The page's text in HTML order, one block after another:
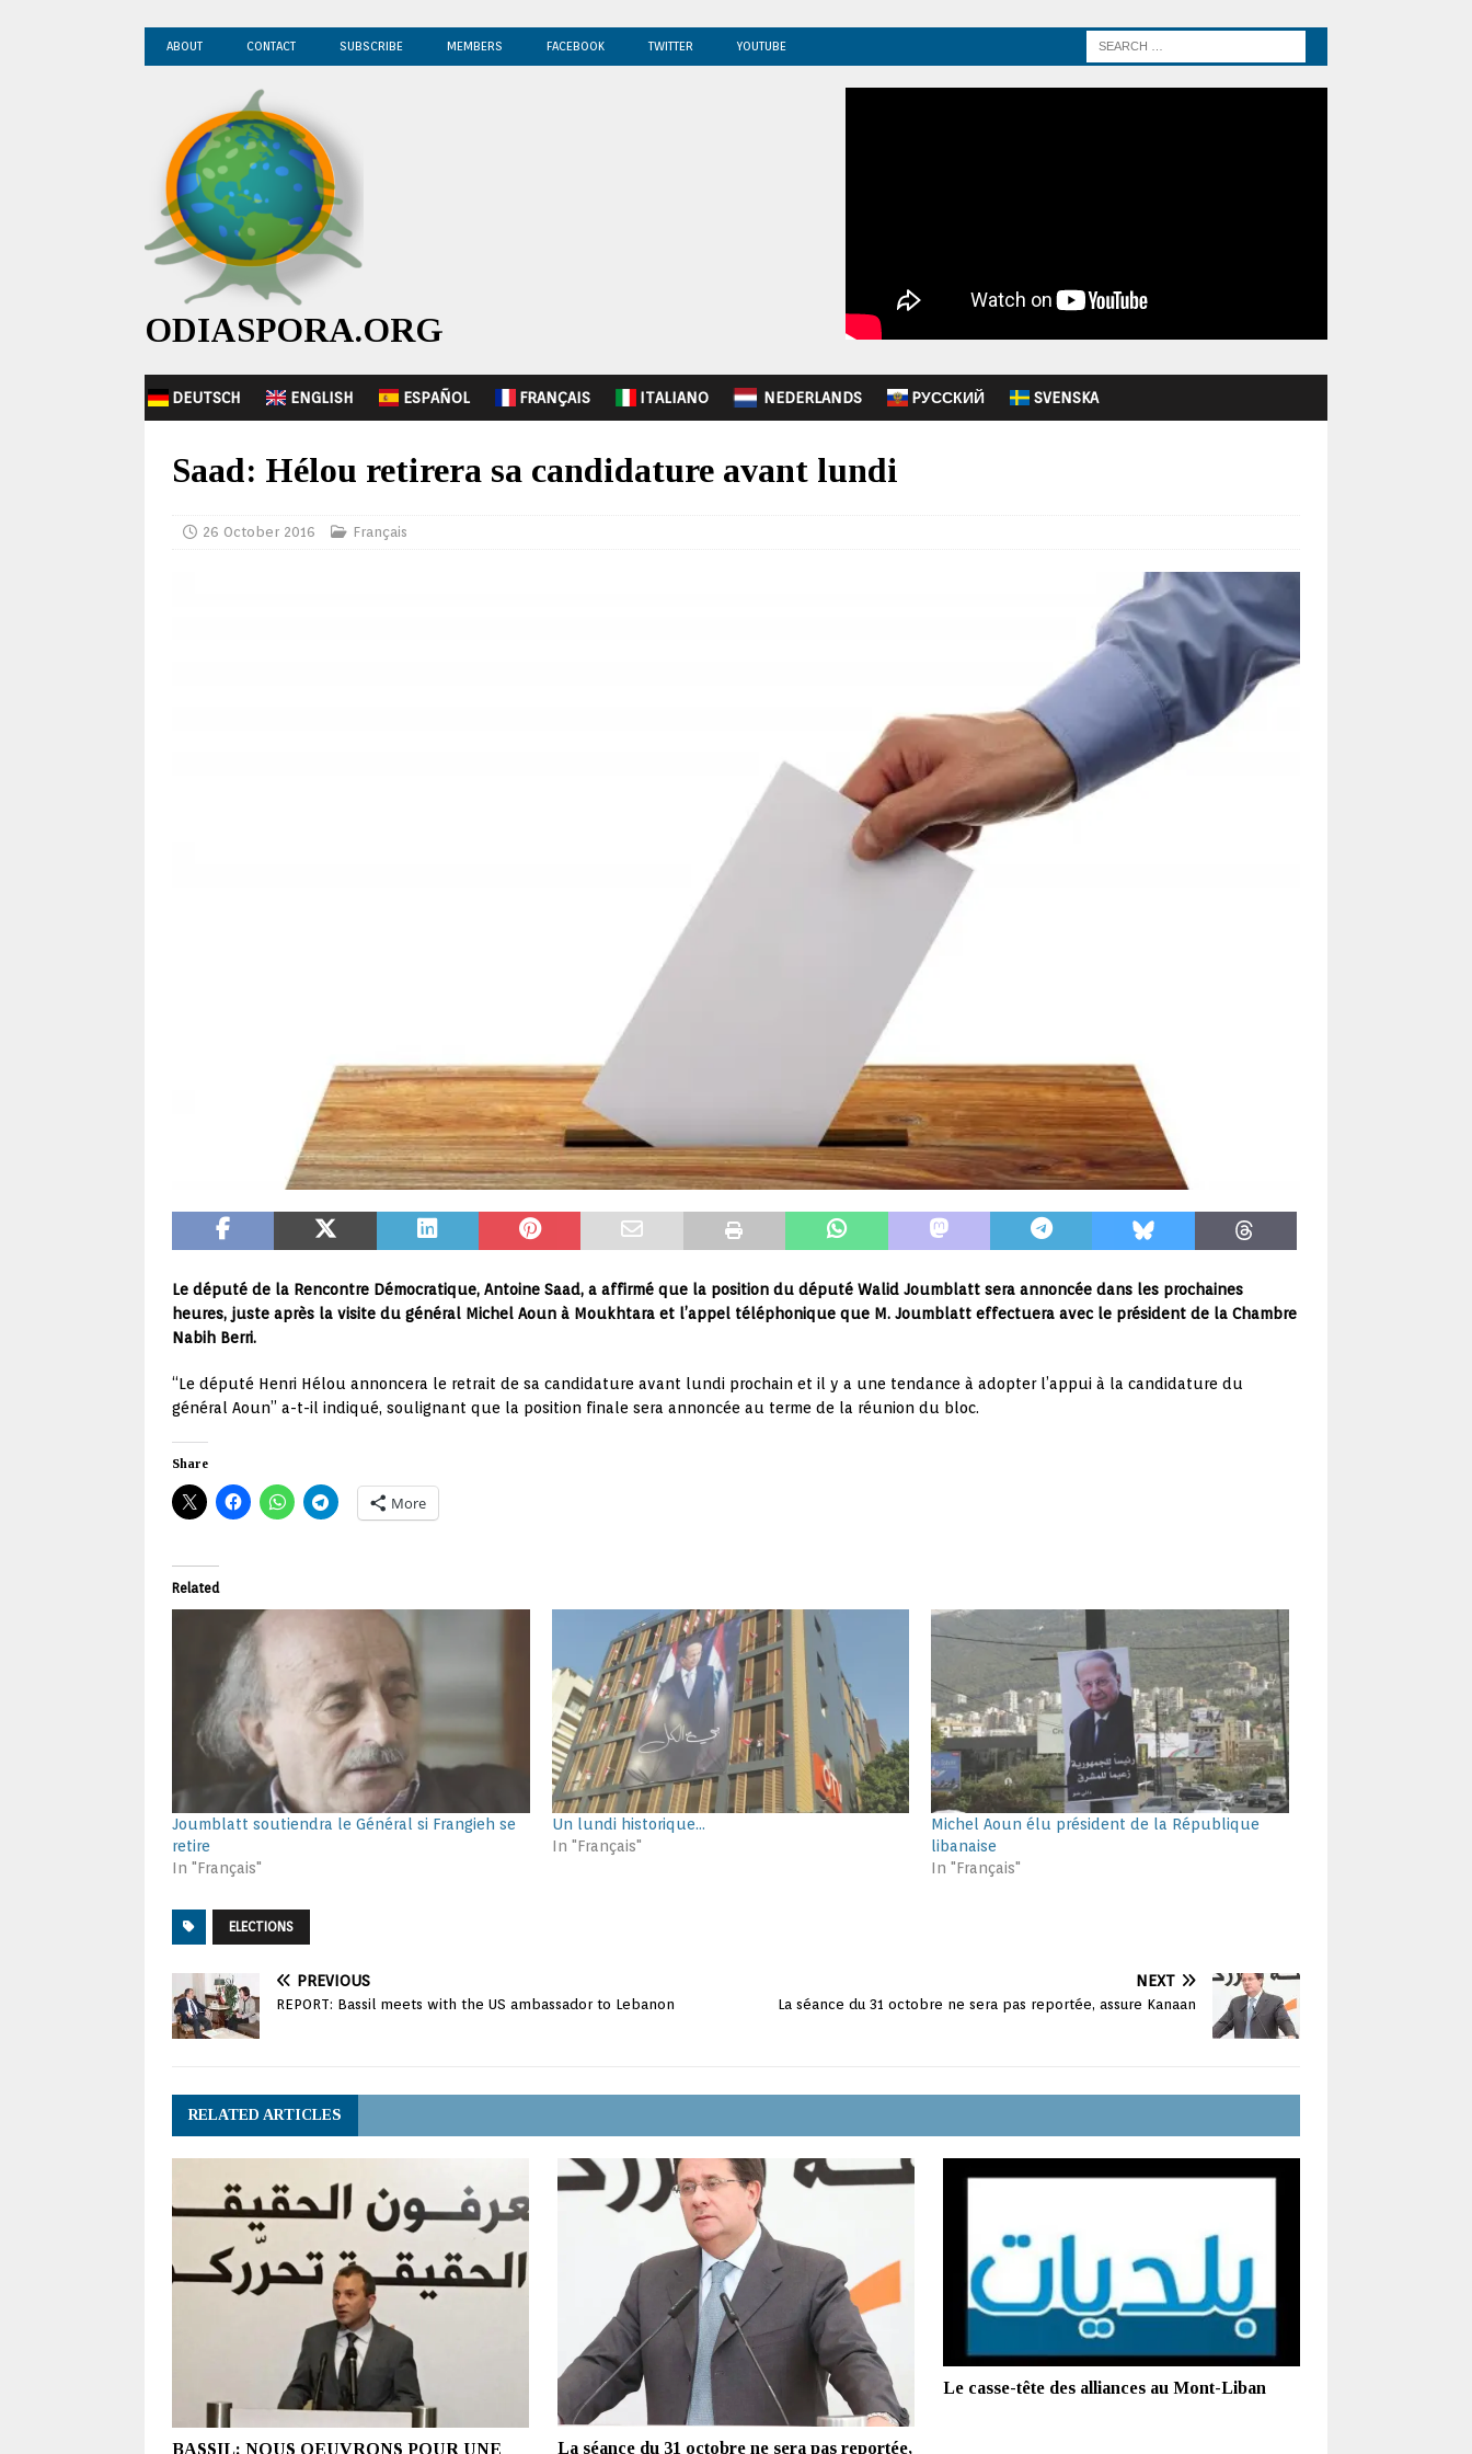
ABOUT CONTACT SUBSCRIBE MEMBERS FACEBOOK TWITTER YOUTUBE
ODIASPORA.ORG
DEUTSCH ENGLISH ESPAÑOL FRANÇAIS ITALIANO NEDERLANDS PУССКИЙ SVENSKA
Saad: Hélou retirera sa candidature avant lundi
26 October 2016 Français
Le député de la Rencontre Démocratique, Antoine Saad, a affirmé que la position du député Walid Joumblatt sera annoncée dans les prochaines
heures, juste après la visite du général Michel Aoun à Moukhtara et l’appel téléphonique que M. Joumblatt effectuera avec le président de la Chambre
Nabih Berri.
“Le député Henri Hélou annoncera le retrait de sa candidature avant lundi prochain et il y a une tendance à adopter l’appui à la candidature du
général Aoun” a-t-il indiqué, soulignant que la position finale sera annoncée au terme de la réunion du bloc.
Share
More
Related
Joumblatt soutiendra le Général si Frangieh se
retire
In "Français"
Un lundi historique…
In "Français"
Michel Aoun élu président de la République
libanaise
In "Français"
ELECTIONS
PREVIOUS
REPORT: Bassil meets with the US ambassador to Lebanon
NEXT
La séance du 31 octobre ne sera pas reportée, assure Kanaan
RELATED ARTICLES
BASSIL: NOUS OEUVRONS POUR UNE La séance du 31 octobre ne sera pas reportée,
Le casse-tête des alliances au Mont-Liban